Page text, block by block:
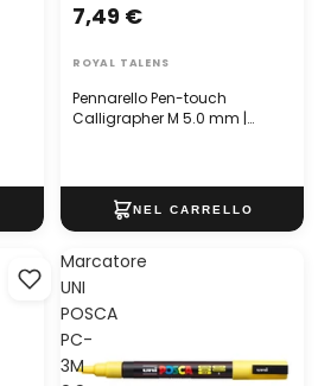
Pennarello Pen-touch
Calligrapher M 5.0 mm |
7,49 €
ROYAL TALENS
Marcatore
UNI
POSCA
PC-
3M